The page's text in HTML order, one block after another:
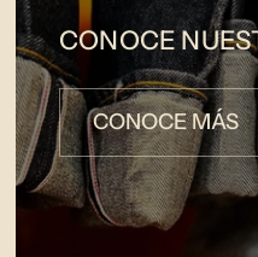
CONOCE
CONOCE MÁS